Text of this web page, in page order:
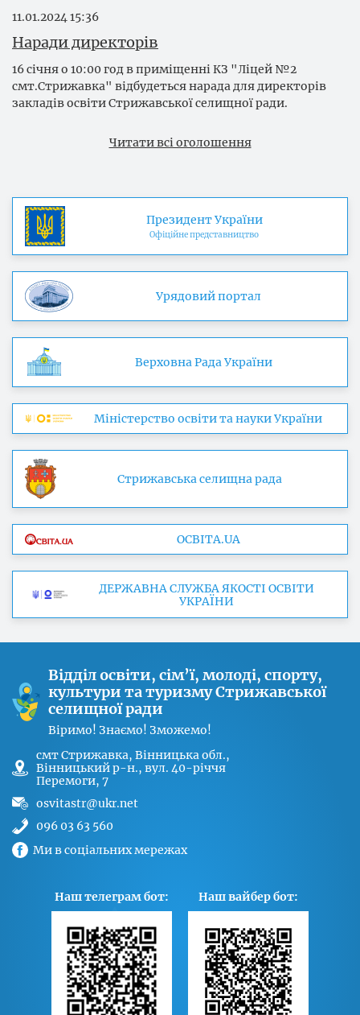
11.01.202415:36
Наради директорів
16 січня о 10:00 год в приміщенні КЗ "Ліцей №2
смт.Стрижавка" відбудеться нарада для директорів
закладів освіти Стрижавської селищної ради.
Читати всі оголошення
Президент України
Офіційне представництво
Урядовий портал
Верховна Рада України
Міністерство освіти та науки України
Стрижавська селищна рада
ОСВІТА.UA
ДЕРЖАВНА СЛУЖБА ЯКОСТІ ОСВІТИ
УКРАЇНИ
Відділ освіти, сім’ї, молоді, спорту,
культури та туризму Стрижавської
селищної ради
Віримо! Знаємо! Зможемо!
cмт Стрижавка, Вінницька обл.,
Вінницький р-н., вул. 40-річчя
Перемоги, 7
osvitastr@ukr.net
096 03 63 560
Ми в соціальних мережах
Наш телеграм бот: Наш вайбер бот: